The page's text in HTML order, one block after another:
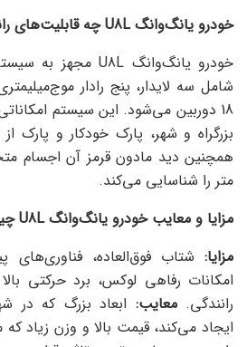
خودرو یانگ‌وانگU8L
چه قابلیت‌های
18 دوربین می‌شود. این سیستم
بزرگراه و شهر، پارک خودکار و پارک
متر را شناسایی می‌کند.
مزایا و معایب خودرو یانگ‌وانگU8L
مزایا: شتاب فوق‌العاده، فناوری‌های
امکانات رفاهی لوکس، برد حرکتی
رانندگی.معایب: ابعاد بزرگ که در
ایجاد می‌کند، قیمت بالا و وزن زیاد